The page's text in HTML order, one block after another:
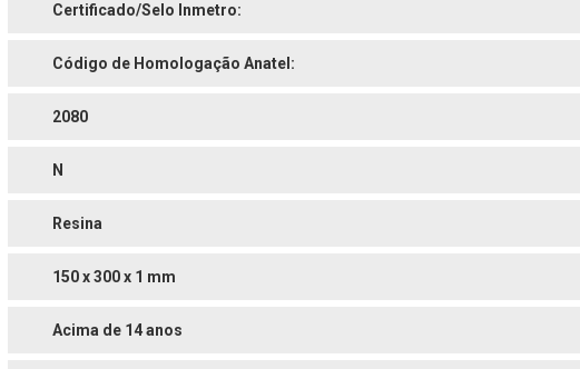
Certificado/Selo Inmetro:
Código de Homologação Anatel:
2080
N
Resina
150 x 300 x 1 mm
Acima de 14 anos